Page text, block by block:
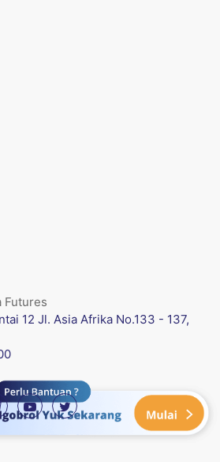
Futures
12 Jl. Asia Afrika No.133 - 137,